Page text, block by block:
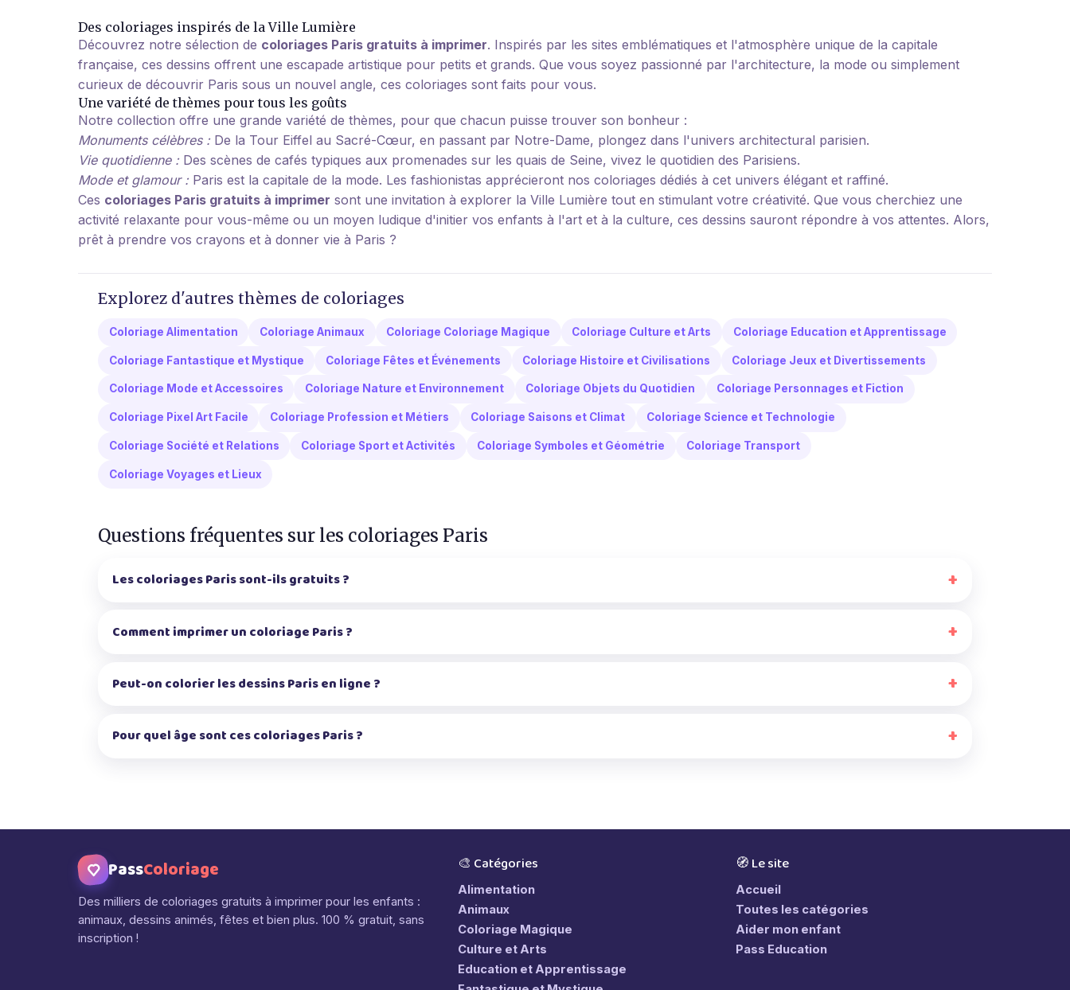
Des coloriages inspirés de la Ville Lumière
Découvrez notre sélection de coloriages Paris gratuits à imprimer. Inspirés par les sites emblématiques et l'atmosphère unique de la capitale
française, ces dessins offrent une escapade artistique pour petits et grands. Que vous soyez passionné par l'architecture, la mode ou simplement
curieux de découvrir Paris sous un nouvel angle, ces coloriages sont faits pour vous.
Une variété de thèmes pour tous les goûts
Notre collection offre une grande variété de thèmes, pour que chacun puisse trouver son bonheur :
Monuments célèbres :De la Tour Eiffel au Sacré-Cœur, en passant par Notre-Dame, plongez dans l'univers architectural parisien.
Vie quotidienne :Des scènes de cafés typiques aux promenades sur les quais de Seine, vivez le quotidien des Parisiens.
Mode et glamour :Paris est la capitale de la mode. Les fashionistas apprécieront nos coloriages dédiés à cet univers élégant et raffiné.
Ces coloriages Paris gratuits à imprimer sont une invitation à explorer la Ville Lumière tout en stimulant votre créativité. Que vous cherchiez une
activité relaxante pour vous-même ou un moyen ludique d'initier vos enfants à l'art et à la culture, ces dessins sauront répondre à vos attentes. Alors,
prêt à prendre vos crayons et à donner vie à Paris ?
Explorez d'autres thèmes de coloriages
Coloriage Alimentation Coloriage Animaux Coloriage Coloriage Magique Coloriage Culture et Arts Coloriage Education et Apprentissage
Coloriage Fantastique et Mystique Coloriage Fêtes et Événements Coloriage Histoire et Civilisations Coloriage Jeux et Divertissements
Coloriage Mode et Accessoires Coloriage Nature et Environnement Coloriage Objets du Quotidien Coloriage Personnages et Fiction
Coloriage Pixel Art Facile Coloriage Profession et Métiers Coloriage Saisons et Climat Coloriage Science et Technologie
Coloriage Société et Relations Coloriage Sport et Activités Coloriage Symboles et Géométrie Coloriage Transport
Coloriage Voyages et Lieux
Questions fréquentes sur les coloriages Paris
Les coloriages Paris sont-ils gratuits ?
Comment imprimer un coloriage Paris ?
Peut-on colorier les dessins Paris en ligne ?
Pour quel âge sont ces coloriages Paris ?
PassColoriage
Des milliers de coloriages gratuits à imprimer pour les enfants :
animaux, dessins animés, fêtes et bien plus. 100 % gratuit, sans
inscription !
🎨 Catégories
Alimentation
Animaux
Coloriage Magique
Culture et Arts
Education et Apprentissage
🧭 Le site
Accueil
Toutes les catégories
Aider mon enfant
Pass Education